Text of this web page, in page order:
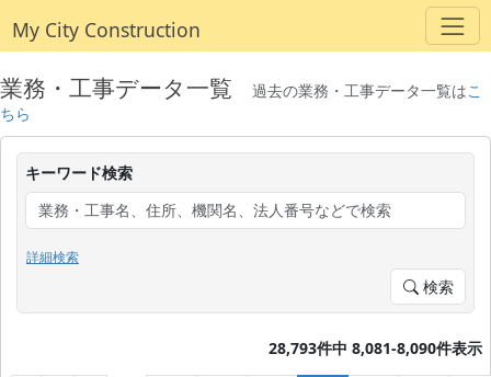
My City Construction
業務・工事データ一覧 過去の業務・工事データ一覧はこ
ちら
キーワード検索
詳細検索
検索
28,793件中 8,081-8,090件表示